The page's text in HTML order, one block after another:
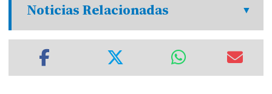
Noticias Relacionadas